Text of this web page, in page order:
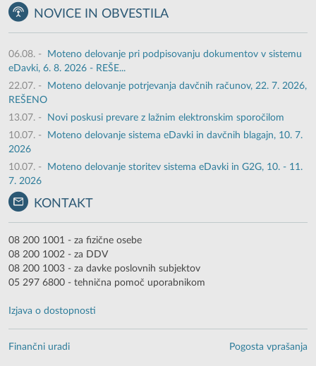
NOVICE IN OBVESTILA
06.08. -
Moteno delovanje pri podpisovanju dokumentov v sistemu
eDavki, 6. 8. 2026 - REŠE...
22.07. -
Moteno delovanje potrjevanja davčnih računov, 22. 7. 2026,
REŠENO
13.07. -
Novi poskusi prevare z lažnim elektronskim sporočilom
10.07. -
Moteno delovanje sistema eDavki in davčnih blagajn, 10. 7.
2026
10.07. -
Moteno delovanje storitev sistema eDavki in G2G, 10. - 11.
7. 2026
KONTAKT
08 200 1001 - za fizične osebe
08 200 1002 - za DDV
08 200 1003 - za davke poslovnih subjektov
05 297 6800 - tehnična pomoč uporabnikom
Izjava o dostopnosti
Finančni uradi Pogosta vprašanja